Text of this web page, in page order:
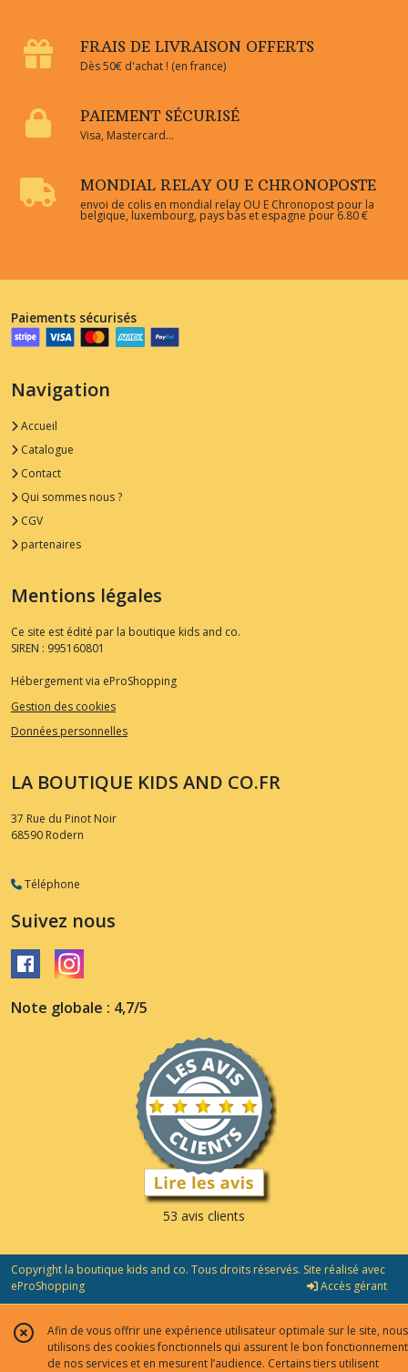
FRAIS DE LIVRAISON OFFERTS
Dès 50€ d'achat ! (en france)
PAIEMENT SÉCURISÉ
Visa, Mastercard...
MONDIAL RELAY OU E CHRONOPOSTE
envoi de colis en mondial relay OU E Chronopost pour la
belgique, luxembourg, pays bas et espagne pour 6.80 €
Paiements sécurisés
Navigation
Accueil
Catalogue
Contact
Qui sommes nous ?
CGV
partenaires
Mentions légales
Ce site est édité par la boutique kids and co.
SIREN : 995160801
Hébergement via eProShopping
Gestion des cookies
Données personnelles
LA BOUTIQUE KIDS AND CO.FR
37 Rue du Pinot Noir
68590 Rodern
Téléphone
Suivez nous
Note globale : 4,7/5
53 avis clients
Copyright la boutique kids and co. Tous droits réservés. Site réalisé avec
eProShopping
Accès gérant
Afin de vous offrir une expérience utilisateur optimale sur le site, nous
utilisons des cookies fonctionnels qui assurent le bon fonctionnement
de nos services et en mesurent l’audience. Certains tiers utilisent